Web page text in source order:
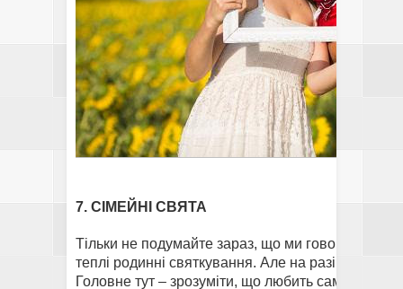
7. СІМЕЙНІ СВЯТА
Тільки не подумайте зараз, що ми говоримо про
теплі родинні святкування. Але на разі йдеться
Головне тут – зрозуміти, що любить саме ваша